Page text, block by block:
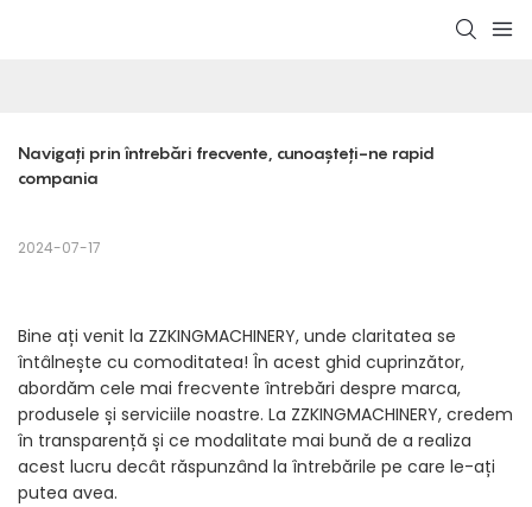
Navigați prin întrebări frecvente, cunoașteți-ne rapid
compania
2024-07-17
Bine ați venit la ZZKINGMACHINERY, unde claritatea se
întâlnește cu comoditatea! În acest ghid cuprinzător,
abordăm cele mai frecvente întrebări despre marca,
produsele și serviciile noastre. La ZZKINGMACHINERY, credem
în transparență și ce modalitate mai bună de a realiza
acest lucru decât răspunzând la întrebările pe care le-ați
putea avea.